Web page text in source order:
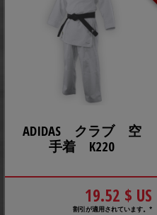
ADIDAS クラブ 空
手着 K220
19.52 $ US
割引が適用されています。*